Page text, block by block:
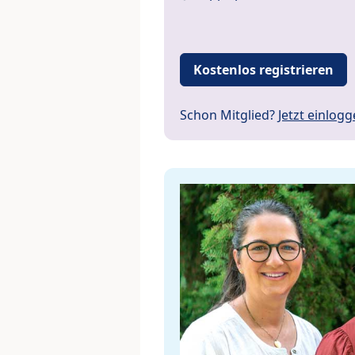
Kostenlos registrieren
Schon Mitglied? Jetzt